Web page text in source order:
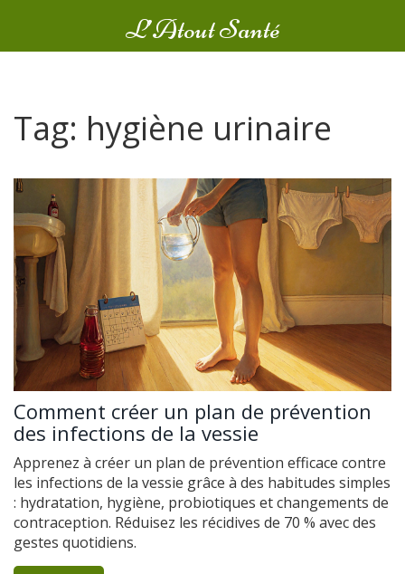
L’Atout Santé
Tag: hygiène urinaire
Comment créer un plan de prévention
des infections de la vessie
Apprenez à créer un plan de prévention efficace contre
les infections de la vessie grâce à des habitudes simples
: hydratation, hygiène, probiotiques et changements de
contraception. Réduisez les récidives de 70 % avec des
gestes quotidiens.